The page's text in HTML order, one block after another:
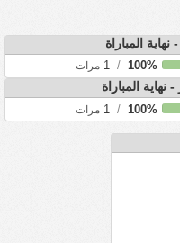
نهاية المباراة
100%
/
1 مرات
نهاية المباراة
100%
/
1 مرات